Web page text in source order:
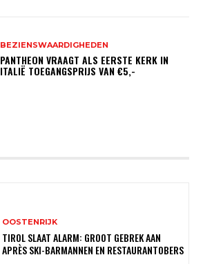
BEZIENSWAARDIGHEDEN
PANTHEON VRAAGT ALS EERSTE KERK IN
ITALIË TOEGANGSPRIJS VAN €5,-
OOSTENRIJK
TIROL SLAAT ALARM: GROOT GEBREK AAN
APRÈS SKI-BARMANNEN EN RESTAURANTOBERS